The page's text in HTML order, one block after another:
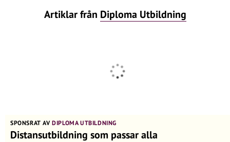
Artiklar från Diploma Utbildning
SPONSRAT AVDIPLOMA UTBILDNING
Distansutbildning som passar alla